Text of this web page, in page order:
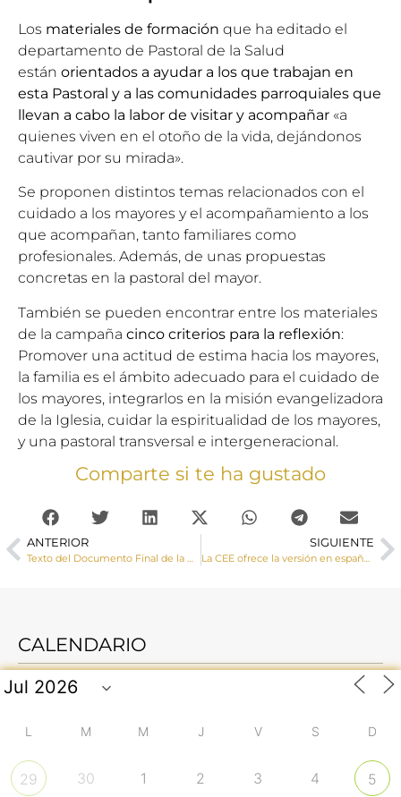
Los materiales de formación que ha editado el
departamento de Pastoral de la Salud
están orientados a ayudar a los que trabajan en
esta Pastoral y a las comunidades parroquiales que
llevan a cabo la labor de visitar y acompañar «a
quienes viven en el otoño de la vida, dejándonos
cautivar por su mirada».
Se proponen distintos temas relacionados con el
cuidado a los mayores y el acompañamiento a los
que acompañan, tanto familiares como
profesionales. Además, de unas propuestas
concretas en la pastoral del mayor.
También se pueden encontrar entre los materiales
de la campaña cinco criterios para la reflexión:
Promover una actitud de estima hacia los mayores,
la familia es el ámbito adecuado para el cuidado de
los mayores, integrarlos en la misión evangelizadora
de la Iglesia, cuidar la espiritualidad de los mayores,
y una pastoral transversal e intergeneracional.
Comparte si te ha gustado
ANTERIOR SIGUIENTE
La CEE ofrece la versión en español del Documento final del Sínodo de la Asamblea continental europea
CALENDARIO
L M M J V S D
29 30 1 2 3 4 5